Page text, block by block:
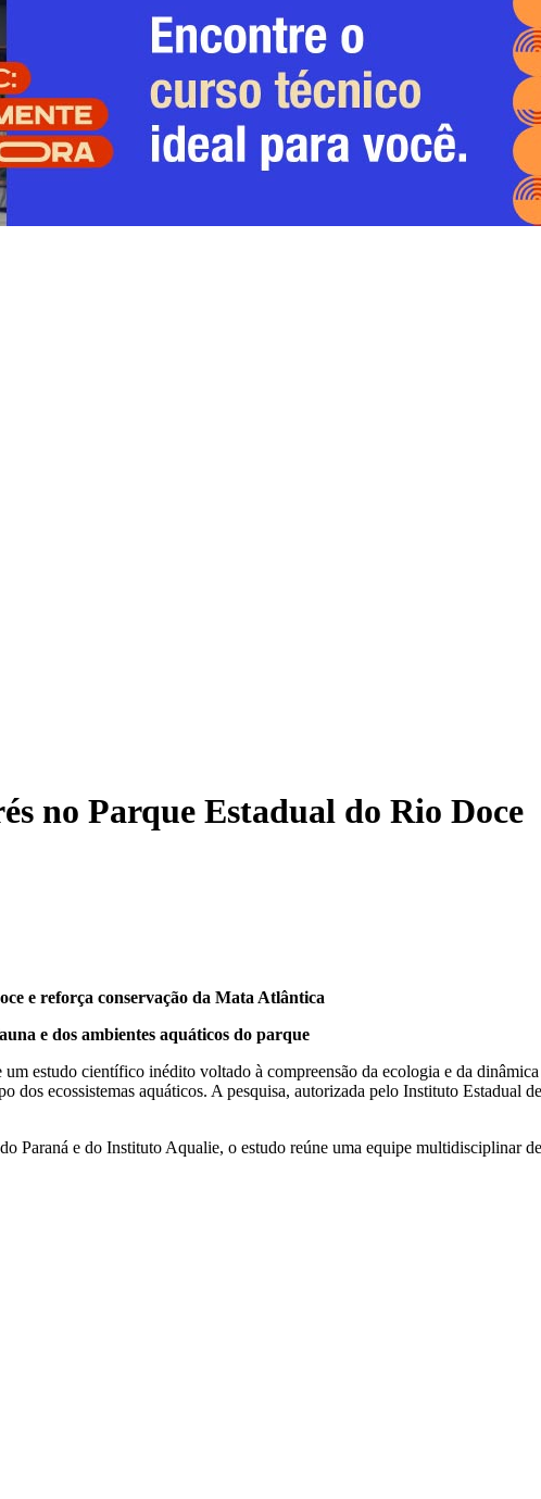
no Parque Estadual do Rio Doce
e reforça conservação da Mata Atlântica
e dos ambientes aquáticos do parque
estudo científico inédito voltado à compreensão da ecologia e da
dos ecossistemas aquáticos. A pesquisa, autorizada pelo Instituto Estadual
Paraná e do Instituto Aqualie, o estudo reúne uma equipe multidisciplinar